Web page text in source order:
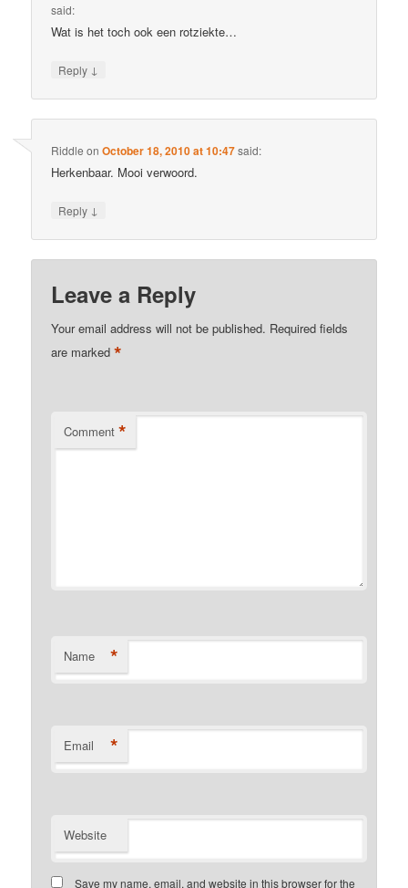
said:
Wat is het toch ook een rotziekte…
Reply ↓
Riddle onOctober 18, 2010 at 10:47said:
Herkenbaar. Mooi verwoord.
Reply ↓
Leave a Reply
Your email address will not be published. Required fields
are marked*
Comment *
Name *
Email *
Website
Save my name, email, and website in this browser for the